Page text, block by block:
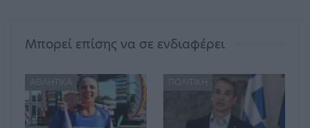
Μπορεί επίσης να σε ενδιαφέρει
ΑΘΛΗΤΙΚΆ ΠΟΛΙΤΙΚΉ